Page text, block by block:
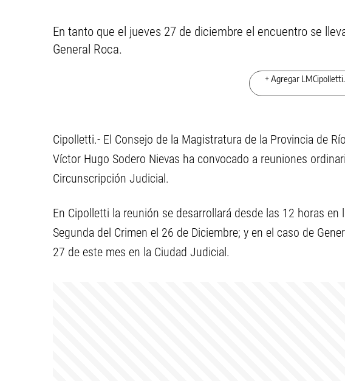
En tanto que el jueves 27 de diciembre el encuentro se
General Roca.
+ Agregar
Cipolletti.- El Consejo de la Magistratura de la Provincia de
Víctor Hugo Sodero Nievas ha convocado a reuniones
Circunscripción Judicial.
En Cipolletti la reunión se desarrollará desde las 12 horas en
Segunda del Crimen el 26 de Diciembre; y en el caso de
27 de este mes en la Ciudad Judicial.